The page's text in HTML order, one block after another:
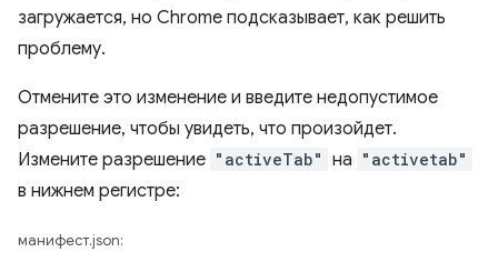
загружается, но Chrome подсказывает, как решить
проблему.
Отмените это изменение и введите недопустимое
разрешение, чтобы увидеть, что произойдет.
Измените разрешение "activeTab" на "activetab"
в нижнем регистре:
манифест.json: